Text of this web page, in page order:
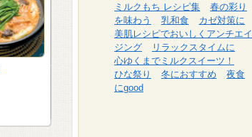
ミルクもち レシピ集
春の彩り
を味わう
乳和食
カゼ対策に
美肌レシピでおいしくアンチエイ
ジング
リラックスタイムに
心ゆくまでミルクスイーツ！
ひな祭り
冬におすすめ
夜食
にgood